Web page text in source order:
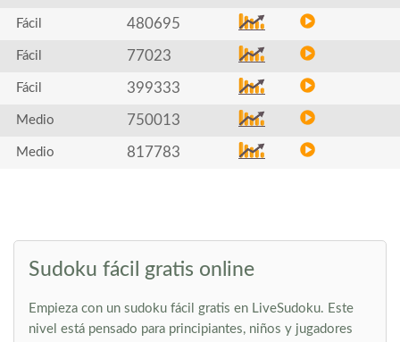
Fácil 480695
Fácil 77023
Fácil 399333
Medio 750013
Medio 817783
Sudoku fácil gratis online
Empieza con un sudoku fácil gratis en LiveSudoku. Este
nivel está pensado para principiantes, niños y jugadores